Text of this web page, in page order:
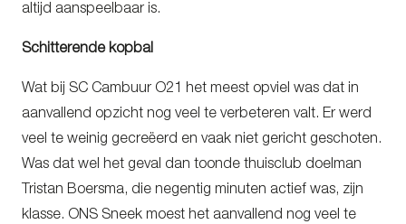
altijd aanspeelbaar is.
Schitterende kopbal
Wat bij SC Cambuur O21 het meest opviel was dat in
aanvallend opzicht nog veel te verbeteren valt. Er werd
veel te weinig gecreëerd en vaak niet gericht geschoten.
Was dat wel het geval dan toonde thuisclub doelman
Tristan Boersma, die negentig minuten actief was, zijn
klasse. ONS Sneek moest het aanvallend nog veel te